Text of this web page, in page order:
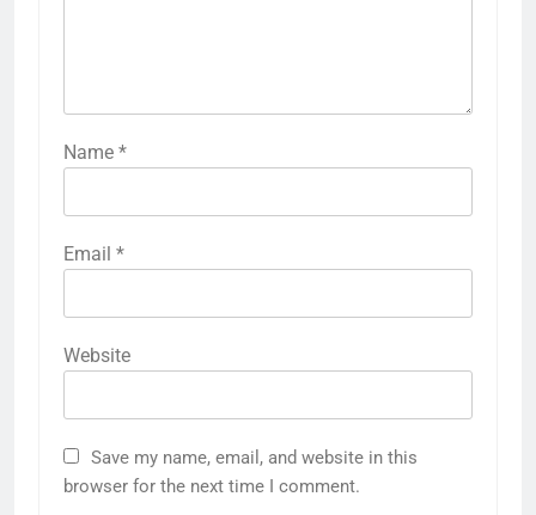
Name *
Email *
Website
Save my name, email, and website in this
browser for the next time I comment.